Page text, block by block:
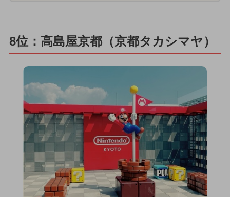
8位：高島屋京都（京都タカシマヤ）